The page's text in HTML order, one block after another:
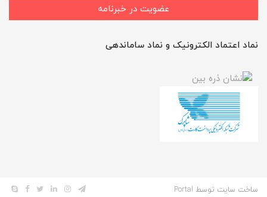
عضویت در خبرنامه
نماد اعتماد الکترونیک و نماد ساماندهی
ساخت سایت توسط Portal